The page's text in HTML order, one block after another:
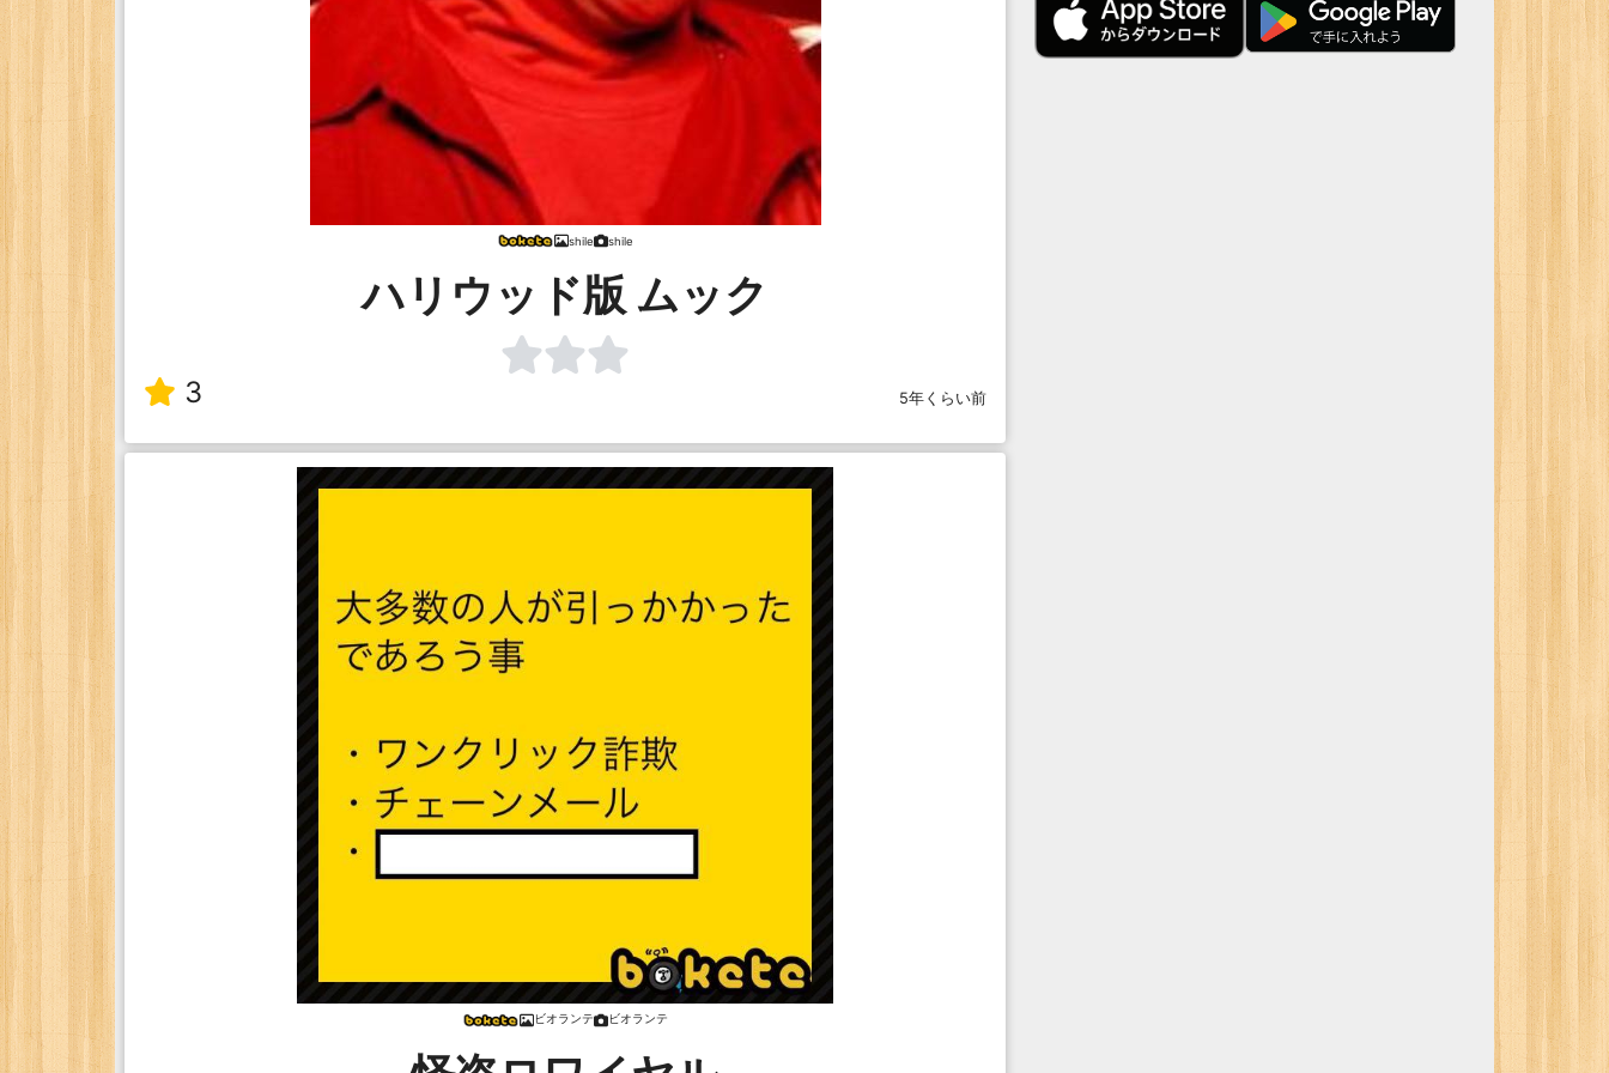
shile shile
ハリウッド版 ムック
3 5年くらい前
ビオランテ ビオランテ